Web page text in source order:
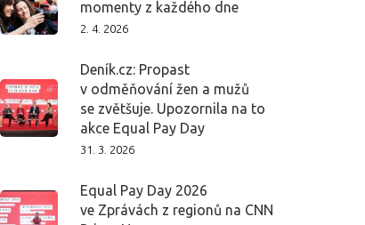
momenty z každého dne
2. 4. 2026
Deník.cz: Propast
v odměňování žen a mužů
se zvětšuje. Upozornila na to
akce Equal Pay Day
31. 3. 2026
Equal Pay Day 2026
ve Zprávách z regionů na CNN